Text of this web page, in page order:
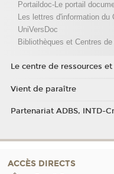
Portaildoc-Le portail
Les lettres d'information du
UniVersDoc
Bibliothèques et Centres
Le centre de ressources
Vient de paraître
Partenariat ADBS, INTD-
ACCÈS DIRECTS